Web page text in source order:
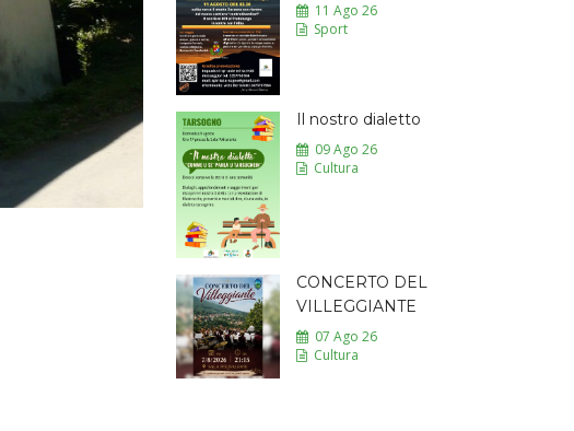
11 Ago 26
Sport
Il nostro dialetto
09 Ago 26
Cultura
CONCERTO DEL
VILLEGGIANTE
07 Ago 26
Cultura